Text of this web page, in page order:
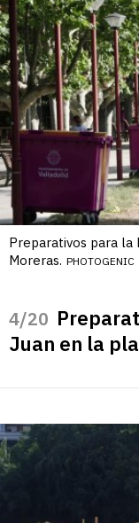
Preparativos para la
Moreras. PHOTOGENIC
/20
Juan en la